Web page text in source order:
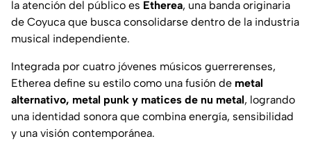
la atención del público es Etherea, una banda originaria
de Coyuca que busca consolidarse dentro de la industria
musical independiente.
Integrada por cuatro jóvenes músicos guerrerenses,
Etherea define su estilo como una fusión de metal
alternativo, metal punk y matices de nu metal, logrando
una identidad sonora que combina energía, sensibilidad
y una visión contemporánea.